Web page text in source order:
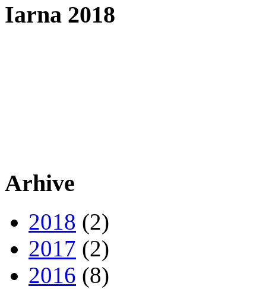
Iarna 2018
Arhive
2018 (2)
2017 (2)
2016 (8)